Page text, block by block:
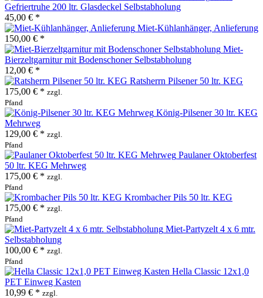
Gefriertruhe 200 ltr. Glasdeckel Selbstabholung
45,00 € *
Miet-Kühlanhänger, Anlieferung
150,00 € *
Miet-
Bierzeltgarnitur mit Bodenschoner Selbstabholung
12,00 € *
Ratsherrn Pilsener 50 ltr. KEG
175,00 € * zzgl.
Pfand
König-Pilsener 30 ltr. KEG
Mehrweg
129,00 € * zzgl.
Pfand
Paulaner Oktoberfest
50 ltr. KEG Mehrweg
175,00 € * zzgl.
Pfand
Krombacher Pils 50 ltr. KEG
175,00 € * zzgl.
Pfand
Miet-Partyzelt 4 x 6 mtr.
Selbstabholung
100,00 € * zzgl.
Pfand
Hella Classic 12x1,0
PET Einweg Kasten
10,99 € * zzgl.